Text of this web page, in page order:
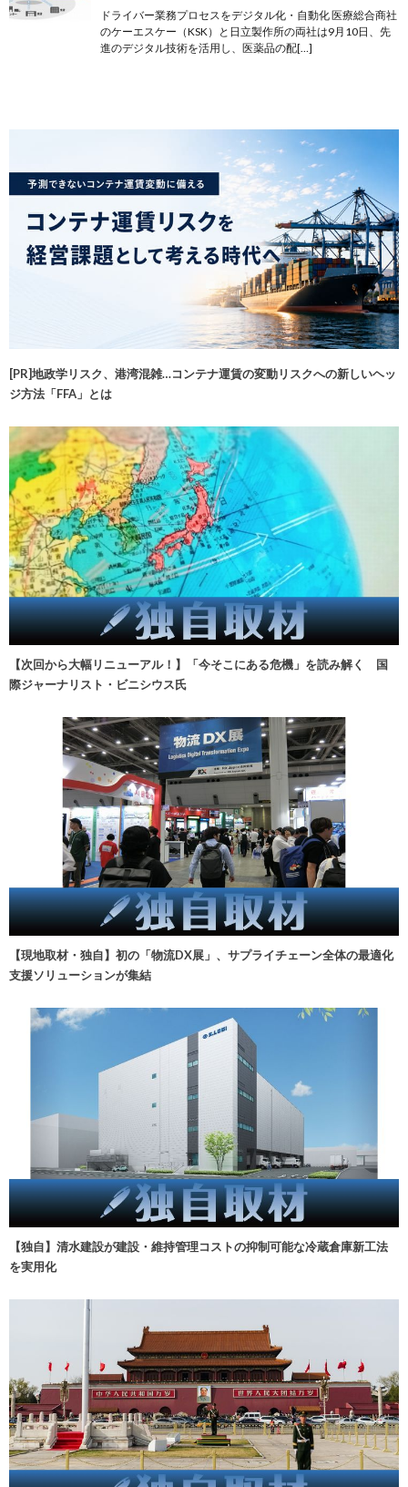
ドライバー業務プロセスをデジタル化・自動化 医療総合商社
のケーエスケー（KSK）と日立製作所の両社は9月10日、先
進のデジタル技術を活用し、医薬品の配[…]
[PR]地政学リスク、港湾混雑…コンテナ運賃の変動リスクへの新しいヘッ
ジ方法「FFA」とは
【次回から大幅リニューアル！】「今そこにある危機」を読み解く 国
際ジャーナリスト・ビニシウス氏
【現地取材・独自】初の「物流DX展」、サプライチェーン全体の最適化
支援ソリューションが集結
【独自】清水建設が建設・維持管理コストの抑制可能な冷蔵倉庫新工法
を実用化